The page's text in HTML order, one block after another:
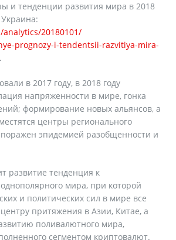
и тенденции развития мира в 2018
20180101/
prognozy-i-tendentsii-razvitiya-mira-
в 2017 году, в 2018 году
напряженности в мире, гонка
формирование новых альянсов, а
центры регионального
эпидемией разобщенности и
развитие тенденция к
мира, при которой
и политических сил в мире все
притяжения в Азии, Китае, а
поливалютного мира,
сегментом криптовалют.